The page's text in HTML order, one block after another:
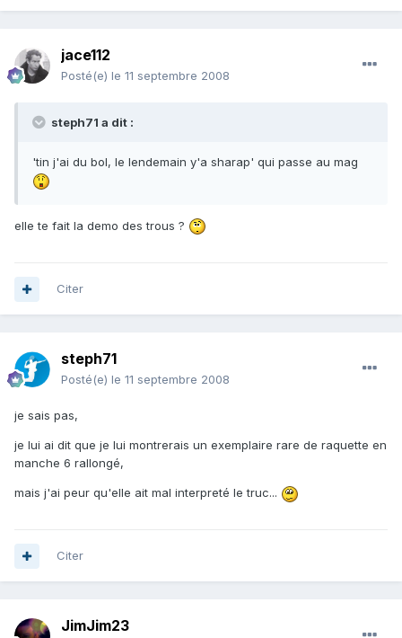
jace112
Posté(e) le 11 septembre 2008
steph71 a dit :
'tin j'ai du bol, le lendemain y'a sharap' qui passe au mag
elle te fait la demo des trous ?
Citer
steph71
Posté(e) le 11 septembre 2008
je sais pas,
je lui ai dit que je lui montrerais un exemplaire rare de raquette en
manche 6 rallongé,
mais j'ai peur qu'elle ait mal interpreté le truc...
Citer
JimJim23